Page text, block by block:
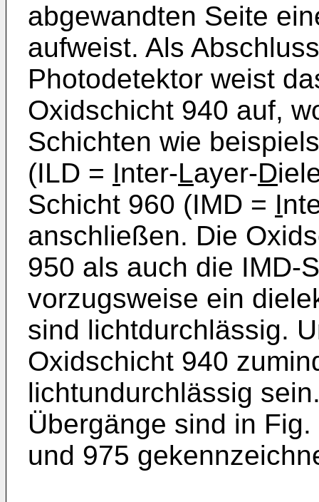
abgewandten Seite
aufweist. Als
Photodetektor weist
Oxidschicht 940 auf,
Schichten wie
(ILD = Inter-Layer-D
Schicht 960 (IMD = I
anschließen. Die
950 als auch die IMD-
vorzugsweise ein
sind lichtdurchlässig.
Oxidschicht 940
lichtundurchlässig
Übergänge sind in
und 975